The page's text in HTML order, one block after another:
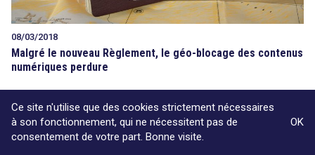
08/03/2018
Malgré le nouveau Règlement, le géo-blocage des contenus
numériques perdure
Ce site n'utilise que des cookies strictement nécessaires
à son fonctionnement, qui ne nécessitent pas de
consentement de votre part. Bonne visite.
OK